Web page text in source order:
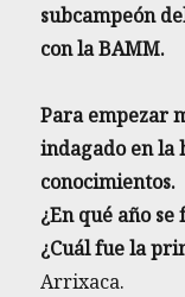
subcampeón
con la BAMM.
Para empezar
indagado en la
conocimientos.
¿En qué año
¿Cuál fue la
Arrixaca.